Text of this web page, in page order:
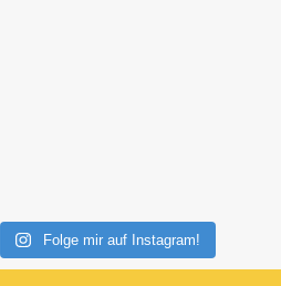
Folge mir auf Instagram!